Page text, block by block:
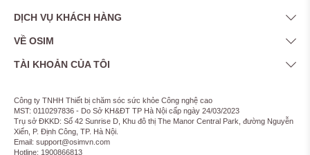
DỊCH VỤ KHÁCH HÀNG
VỀ OSIM
TÀI KHOẢN CỦA TÔI
Công ty TNHH Thiết bị chăm sóc sức khỏe Công nghệ cao
MST: 0110297836 - Do Sở KH&ĐT TP Hà Nội cấp ngày 24/03/2023
Trụ sở ĐKKD: Số 42 Sunrise D, Khu đô thị The Manor Central Park, đường Nguyễn
Xiển, P. Định Công, TP. Hà Nội.
Email: support@osimvn.com
Hotline: 1900866813